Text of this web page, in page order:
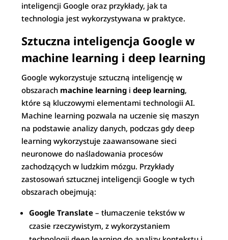
inteligencji Google oraz przykłady, jak ta
technologia jest wykorzystywana w praktyce.
Sztuczna inteligencja Google w
machine learning i deep learning
Google wykorzystuje sztuczną inteligencję w
obszarach machine learning ideep learning,
które są kluczowymi elementami technologii AI.
Machine learning pozwala na uczenie się maszyn
na podstawie analizy danych, podczas gdy deep
learning wykorzystuje zaawansowane sieci
neuronowe do naśladowania procesów
zachodzących w ludzkim mózgu. Przykłady
zastosowań sztucznej inteligencji Google w tych
obszarach obejmują:
Google Translate – tłumaczenie tekstów w
czasie rzeczywistym, z wykorzystaniem